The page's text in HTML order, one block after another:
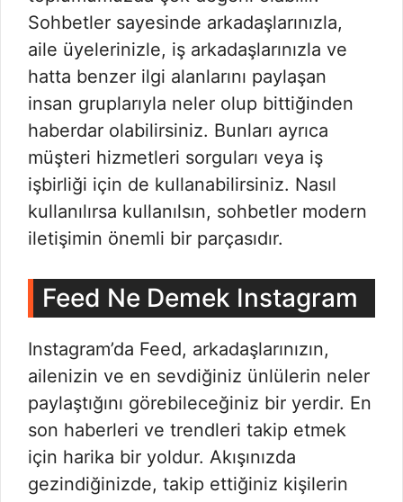
Sohbetler sayesinde arkadaşlarınızla,
aile üyelerinizle, iş arkadaşlarınızla ve
hatta benzer ilgi alanlarını paylaşan
insan gruplarıyla neler olup bittiğinden
haberdar olabilirsiniz. Bunları ayrıca
müşteri hizmetleri sorguları veya iş
işbirliği için de kullanabilirsiniz. Nasıl
kullanılırsa kullanılsın, sohbetler modern
iletişimin önemli bir parçasıdır.
Feed Ne Demek Instagram
Instagram’da Feed, arkadaşlarınızın,
ailenizin ve en sevdiğiniz ünlülerin neler
paylaştığını görebileceğiniz bir yerdir. En
son haberleri ve trendleri takip etmek
için harika bir yoldur. Akışınızda
gezindiğinizde, takip ettiğiniz kişilerin